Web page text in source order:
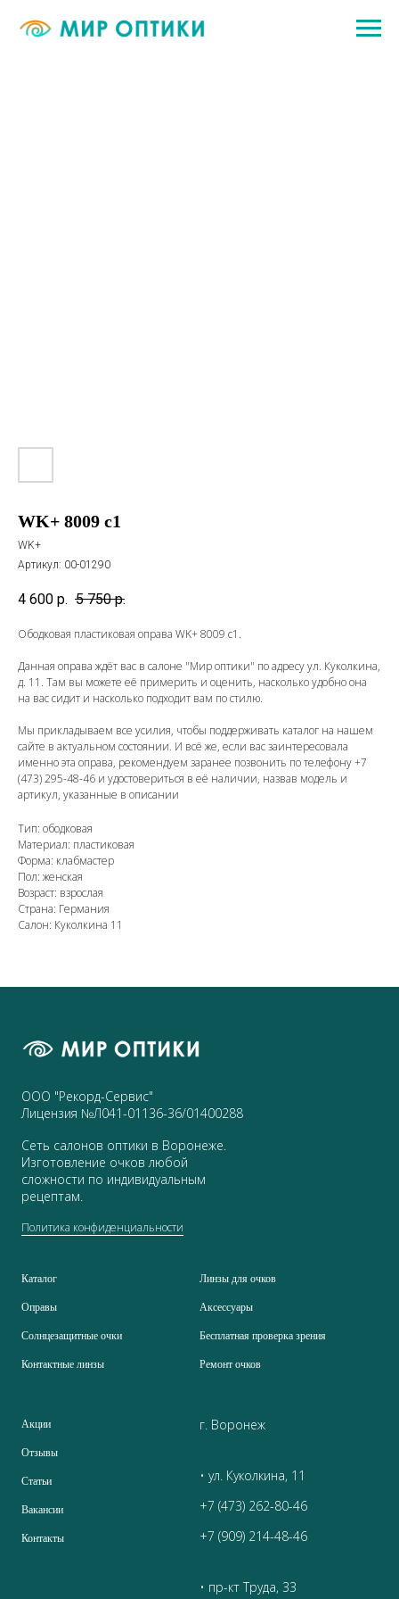
WK+ 8009 c1
WK+
Артикул: 00-01290
4 600 р. 5 750 р.
Ободковая пластиковая оправа WK+ 8009 c1.
Данная оправа ждёт вас в салоне "Мир оптики" по адресу ул. Куколкина,
д. 11. Там вы можете её примерить и оценить, насколько удобно она
на вас сидит и насколько подходит вам по стилю.
Мы прикладываем все усилия, чтобы поддерживать каталог на нашем
сайте в актуальном состоянии. И всё же, если вас заинтересовала
именно эта оправа, рекомендуем заранее позвонить по телефону+7
(473) 295-48-46 и удостовериться в её наличии, назвав модель и
артикул, указанные в описании
Тип: ободковая
Материал: пластиковая
Форма: клабмастер
Пол: женская
Возраст: взрослая
Страна: Германия
Салон: Куколкина 11
ООО "Рекорд-Сервис"
Лицензия №Л041-01136-36/01400288
Сеть салонов оптики в Воронеже.
Изготовление очков любой
сложности по индивидуальным
рецептам.
Политика конфиденциальности
Каталог
Оправы
Солнцезащитные очки
Контактные линзы
Линзы для очков
Аксессуары
Бесплатная проверка зрения
Ремонт очков
Акции
Отзывы
Статьи
Вакансии
Контакты
г. Воронеж
• ул. Куколкина, 11
+7 (473) 262-80-46
+7 (909) 214-48-46
• пр-кт Труда, 33